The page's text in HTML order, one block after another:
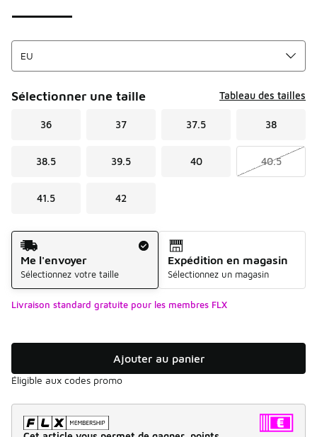
Sélectionner une taille Tableau des tailles
36 37 37.5 38
38.5 39.5 40 40.5
41.5 42
Mode d'expédition
Me l'envoyer
Sélectionnez votre taille
Expédition en magasin
Sélectionnez un magasin
Livraison standard gratuite pour les membres FLX
Ajouter au panier
Éligible aux codes promo